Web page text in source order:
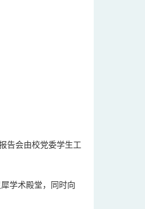
告会由校党委学生工
学术殿堂，同时向